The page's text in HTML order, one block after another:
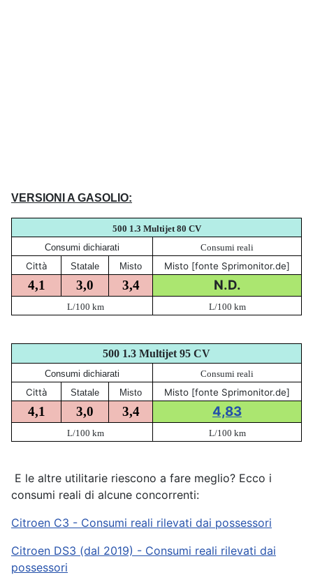
VERSIONI A GASOLIO:
500 1.3 Multijet 80 CV
Consumi dichiarati
Consumi reali
Città Statale Misto Misto [fonte Sprimonitor.de]
4,1 3,0 3,4 N.D.
L/100 km L/100 km
500 1.3 Multijet 95 CV
Consumi dichiarati Consumi reali
Città Statale Misto Misto [fonte Sprimonitor.de]
4,1 3,0 3,4 4,83
L/100 km L/100 km
E le altre utilitarie riescono a fare meglio? Ecco i
consumi reali di alcune concorrenti:
Citroen C3 - Consumi reali rilevati dai possessori
Citroen DS3 (dal 2019) - Consumi reali rilevati dai
possessori